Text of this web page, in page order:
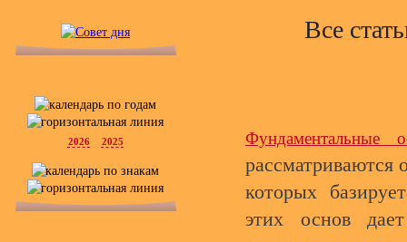
2026 2025
Все
Фундаментальные
которых
этих основ